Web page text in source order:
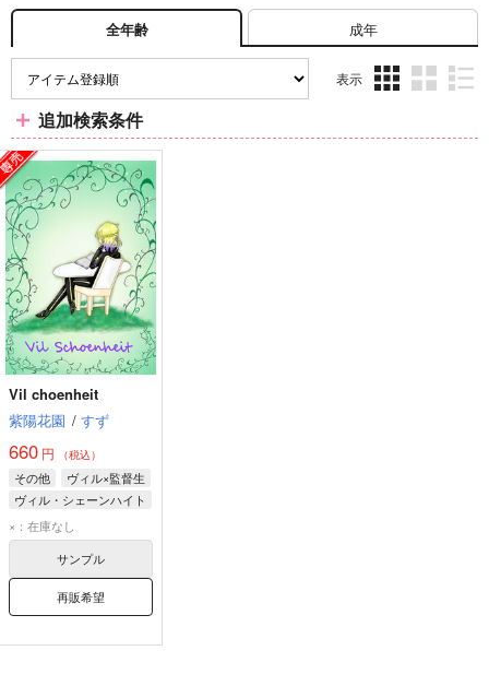
全年齢 成年
表示
ム
ム
ム
追加検索条件
Vil choenheit
紫陽花園 / すず
660 円 （税込）
その他
ヴィル×監督生
ヴィル・シェーンハイト
×：在庫なし
サンプル
再販希望